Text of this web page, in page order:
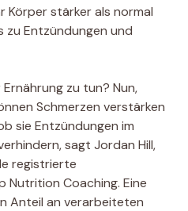
Körper stärker als normal
zu Entzündungen und
zu tun? Nun,
Schmerzen verstärken
sie Entzündungen im
sagt Jordan Hill,
registrierte
Nutrition Coaching. Eine
Anteil an verarbeiteten